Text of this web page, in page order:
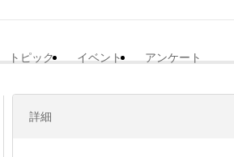
トピック イベント アンケート
詳細